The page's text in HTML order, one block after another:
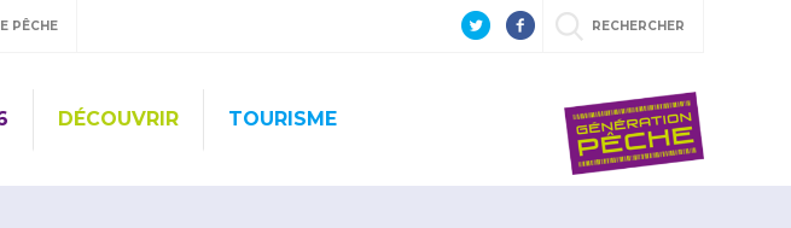
PÊCHE RECHERCHER
DÉCOUVRIR TOURISME